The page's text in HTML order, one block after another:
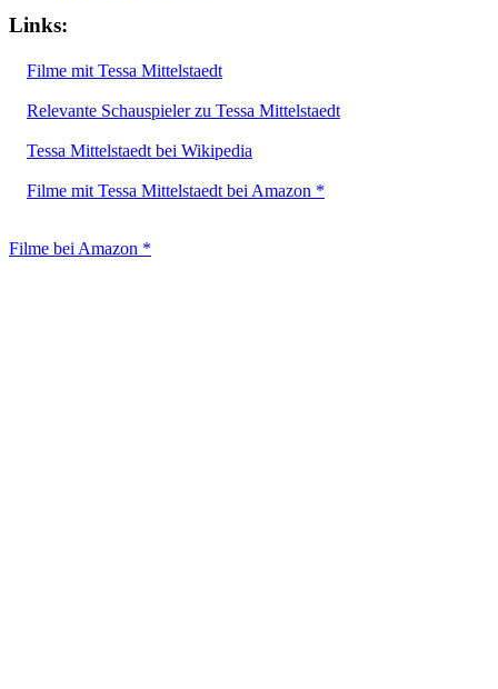
Links:
Filme mit Tessa Mittelstaedt
Relevante Schauspieler zu Tessa Mittelstaedt
Tessa Mittelstaedt bei Wikipedia
Filme mit Tessa Mittelstaedt bei Amazon *
Filme bei Amazon *